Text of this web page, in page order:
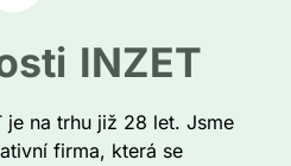
INZET
je na trhu již 28 let. Jsme
firma, která se